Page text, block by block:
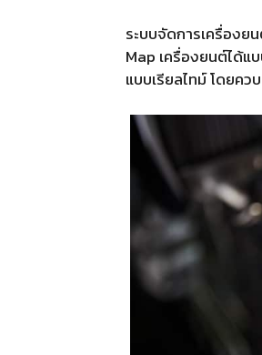
ระบบจัดการเครื่องย
Map เครื่องยนต์ได้แ
แบบเรียลไทม์ โดยค